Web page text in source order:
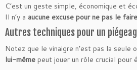
C’est un geste simple, économique et
Il n’y a aucune excuse pour ne pas le faire
Autres techniques pour un
Notez que le vinaigre n’est pas la seule
lui-même peut jouer un rôle crucial pour